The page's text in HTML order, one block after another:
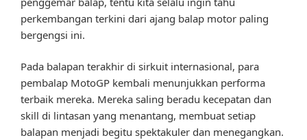
perkembangan terkini dari ajang balap motor paling
bergengsi ini.
Pada balapan terakhir di sirkuit internasional, para
pembalap MotoGP kembali menunjukkan performa
terbaik mereka. Mereka saling beradu kecepatan dan
skill di lintasan yang menantang, membuat setiap
balapan menjadi begitu spektakuler dan menegangkan.